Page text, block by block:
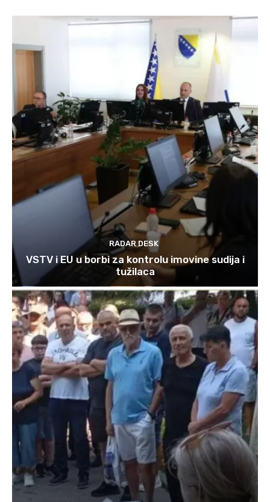
RADAR DESK
VSTV i EU u borbi za kontrolu imovine sudija i
tužilaca